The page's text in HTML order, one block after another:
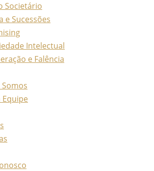
Societário
e Sucessões
Intelectual
e Falência
Equipe